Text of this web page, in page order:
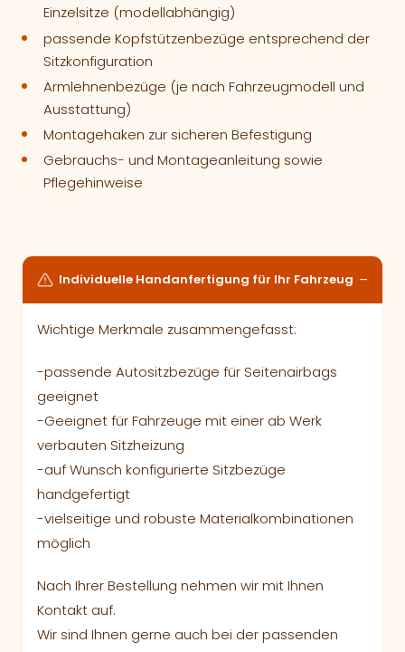
Einzelsitze (modellabhängig)
passende Kopfstützenbezüge entsprechend der
Sitzkonfiguration
Armlehnenbezüge (je nach Fahrzeugmodell und
Ausstattung)
Montagehaken zur sicheren Befestigung
Gebrauchs- und Montageanleitung sowie
Pflegehinweise
Individuelle Handanfertigung für Ihr Fahrzeug
Wichtige Merkmale zusammengefasst:
-passende Autositzbezüge für Seitenairbags
geeignet
-Geeignet für Fahrzeuge mit einer ab Werk
verbauten Sitzheizung
-auf Wunsch konfigurierte Sitzbezüge
handgefertigt
-vielseitige und robuste Materialkombinationen
möglich
Nach Ihrer Bestellung nehmen wir mit Ihnen
Kontakt auf.
Wir sind Ihnen gerne auch bei der passenden